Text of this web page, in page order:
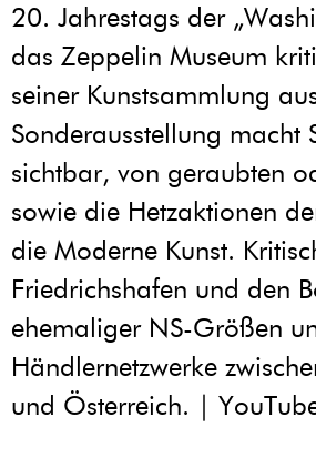
20. Jahrestags der
das Zeppelin Museum
seiner Kunstsammlung
Sonderausstellung macht
sichtbar, von geraubten
sowie die Hetzaktionen
die Moderne Kunst.
Friedrichshafen und den
ehemaliger NS-Größen
Händlernetzwerke
und Österreich. |